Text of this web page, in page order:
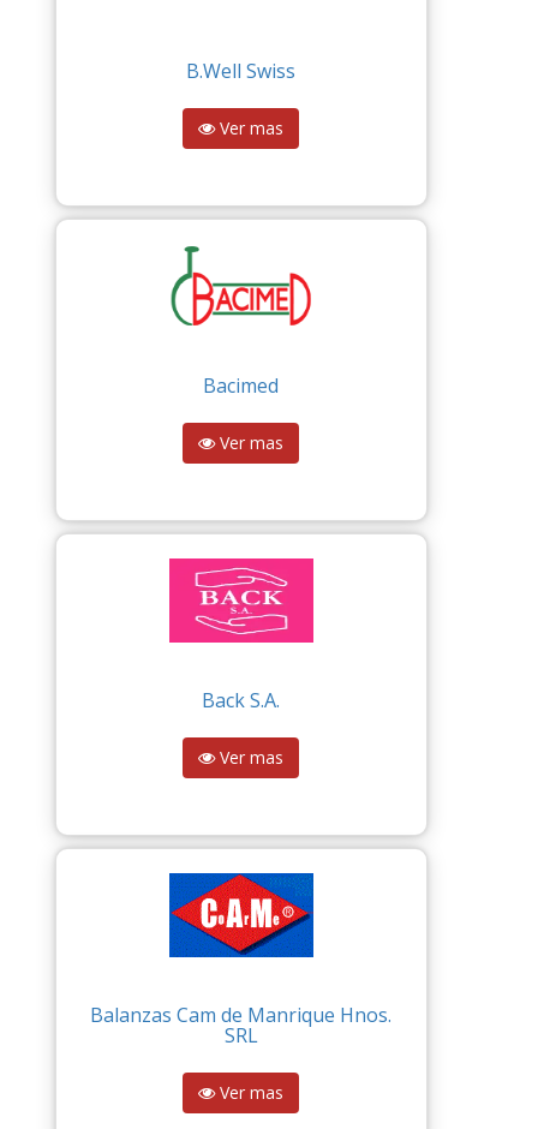
B.Well Swiss
Ver mas
Bacimed
Ver mas
Back S.A.
Ver mas
Balanzas Cam de Manrique Hnos.
SRL
Ver mas